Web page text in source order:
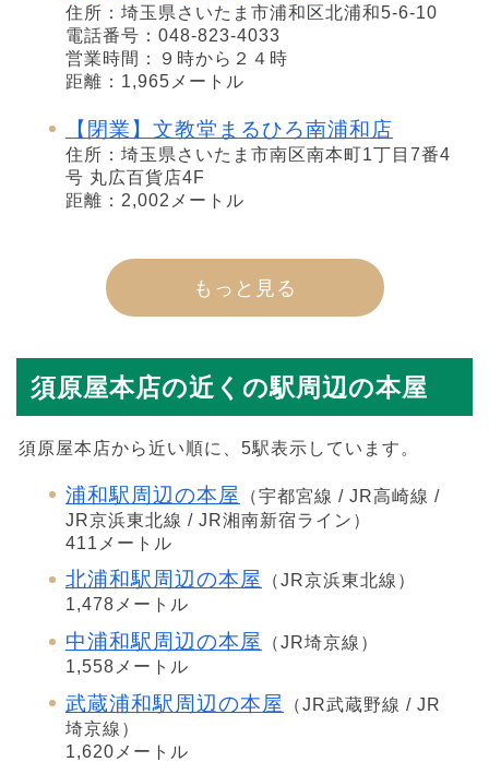
住所：埼玉県さいたま市浦和区北浦和5-6-10
電話番号：048-823-4033
営業時間：９時から２４時
距離：1,965メートル
【閉業】文教堂まるひろ南浦和店
住所：埼玉県さいたま市南区南本町1丁目7番4
号 丸広百貨店4F
距離：2,002メートル
もっと見る
須原屋本店の近くの駅周辺の本屋
須原屋本店から近い順に、5駅表示しています。
浦和駅周辺の本屋
（宇都宮線 / JR高崎線 /
JR京浜東北線 / JR湘南新宿ライン）
411メートル
北浦和駅周辺の本屋
（JR京浜東北線）
1,478メートル
中浦和駅周辺の本屋
（JR埼京線）
1,558メートル
武蔵浦和駅周辺の本屋
（JR武蔵野線 / JR
埼京線）
1,620メートル